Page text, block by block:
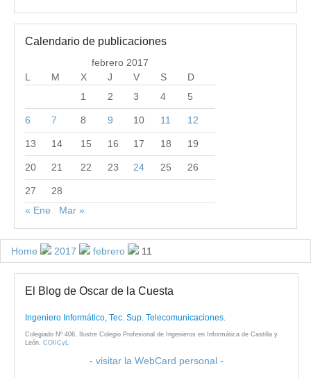
Calendario de publicaciones
febrero 2017
L
M X J V S
D
1
2 3 4 5
6 7 8 9 10 11 12
13 14 15 16 17 18 19
20 21 22 23 24 25 26
27
28
« Ene
Mar »
Home 2017 febrero 11
El Blog de Oscar de la Cuesta
Ingeniero Informático, Tec. Sup. Telecomunicaciones.
Colegiado Nº 406, Ilustre Colegio Profesional de Ingenieros en Informática de Castilla y
León. COIICyL
- visitar la WebCard personal -